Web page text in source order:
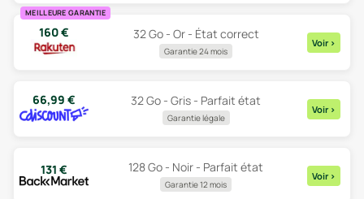
MEILLEURE GARANTIE
160€ 32 Go - Or - État correct
Garantie 24 mois
Voir >
66,99 € 32 Go - Gris - Parfait état
Garantie légale
Voir >
131 € 128 Go - Noir - Parfait état
Garantie 12 mois
Voir >